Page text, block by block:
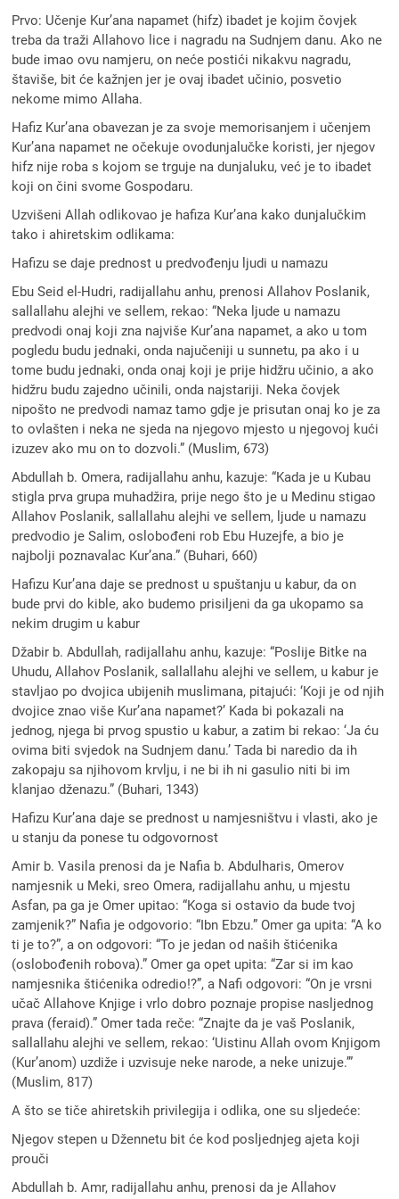
Prvo: Učenje Kur’ana napamet (hifz) ibadet je kojim čovjek
treba da traži Allahovo lice i nagradu na Sudnjem danu. Ako ne
bude imao ovu namjeru, on neće postići nikakvu nagradu,
štaviše, bit će kažnjen jer je ovaj ibadet učinio, posvetio
nekome mimo Allaha.
Hafiz Kur’ana obavezan je za svoje memorisanjem i učenjem
Kur’ana napamet ne očekuje ovodunjalučke koristi, jer njegov
hifz nije roba s kojom se trguje na dunjaluku, već je to ibadet
koji on čini svome Gospodaru.
Uzvišeni Allah odlikovao je hafiza Kur’ana kako dunjalučkim
tako i ahiretskim odlikama:
Hafizu se daje prednost u predvođenju ljudi u namazu
Ebu Seid el-Hudri, radijallahu anhu, prenosi Allahov Poslanik,
sallallahu alejhi ve sellem, rekao: “Neka ljude u namazu
predvodi onaj koji zna najviše Kur’ana napamet, a ako u tom
pogledu budu jednaki, onda najučeniji u sunnetu, pa ako i u
tome budu jednaki, onda onaj koji je prije hidžru učinio, a ako
hidžru budu zajedno učinili, onda najstariji. Neka čovjek
nipošto ne predvodi namaz tamo gdje je prisutan onaj ko je za
to ovlašten i neka ne sjeda na njegovo mjesto u njegovoj kući
izuzev ako mu on to dozvoli.” (Muslim, 673)
Abdullah b. Omera, radijallahu anhu, kazuje: “Kada je u Kubau
stigla prva grupa muhadžira, prije nego što je u Medinu stigao
Allahov Poslanik, sallallahu alejhi ve sellem, ljude u namazu
predvodio je Salim, oslobođeni rob Ebu Huzejfe, a bio je
najbolji poznavalac Kur’ana.” (Buhari, 660)
Hafizu Kur’ana daje se prednost u spuštanju u kabur, da on
bude prvi do kible, ako budemo prisiljeni da ga ukopamo sa
nekim drugim u kabur
Džabir b. Abdullah, radijallahu anhu, kazuje: “Poslije Bitke na
Uhudu, Allahov Poslanik, sallallahu alejhi ve sellem, u kabur je
stavljao po dvojica ubijenih muslimana, pitajući: ‘Koji je od njih
dvojice znao više Kur’ana napamet?’ Kada bi pokazali na
jednog, njega bi prvog spustio u kabur, a zatim bi rekao: ‘Ja ću
ovima biti svjedok na Sudnjem danu.’ Tada bi naredio da ih
zakopaju sa njihovom krvlju, i ne bi ih ni gasulio niti bi im
klanjao dženazu.” (Buhari, 1343)
Hafizu Kur’ana daje se prednost u namjesništvu i vlasti, ako je
u stanju da ponese tu odgovornost
Amir b. Vasila prenosi da je Nafia b. Abdulharis, Omerov
namjesnik u Meki, sreo Omera, radijallahu anhu, u mjestu
Asfan, pa ga je Omer upitao: “Koga si ostavio da bude tvoj
zamjenik?” Nafia je odgovorio: “Ibn Ebzu.” Omer ga upita: “A ko
ti je to?”, a on odgovori: “To je jedan od naših štićenika
(oslobođenih robova).” Omer ga opet upita: “Zar si im kao
namjesnika štićenika odredio!?”, a Nafi odgovori: “On je vrsni
učač Allahove Knjige i vrlo dobro poznaje propise nasljednog
prava (feraid).” Omer tada reče: “Znajte da je vaš Poslanik,
sallallahu alejhi ve sellem, rekao: ‘Uistinu Allah ovom Knjigom
(Kur’anom) uzdiže i uzvisuje neke narode, a neke unizuje.’”
(Muslim, 817)
A što se tiče ahiretskih privilegija i odlika, one su sljedeće:
Njegov stepen u Džennetu bit će kod posljednjeg ajeta koji
prouči
Abdullah b. Amr, radijallahu anhu, prenosi da je Allahov